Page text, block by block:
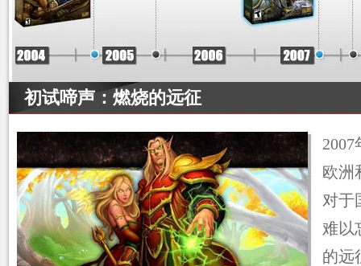
初试啼声：燃烧的远征
欧洲
对于
难以
的远